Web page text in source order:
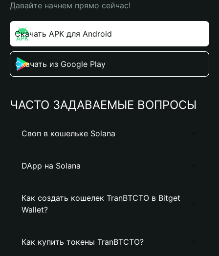
Давайте начнем прямо сейчас!
Скачать APK для Android
Скачать из Google Play
ЧАСТО ЗАДАВАЕМЫЕ ВОПРОСЫ
Своп в кошельке Solana
DApp на Solana
Как создать кошелек TranBTCTO в Bitget
Wallet?
Как купить токены TranBTCTO?